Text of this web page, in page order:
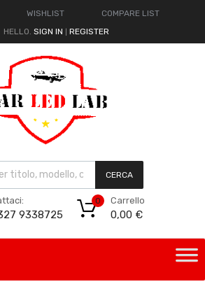
WISHLIST
COMPARE LIST
HELLO. SIGN IN REGISTER
CERCA
9338725
Carrello
0,00 €
0